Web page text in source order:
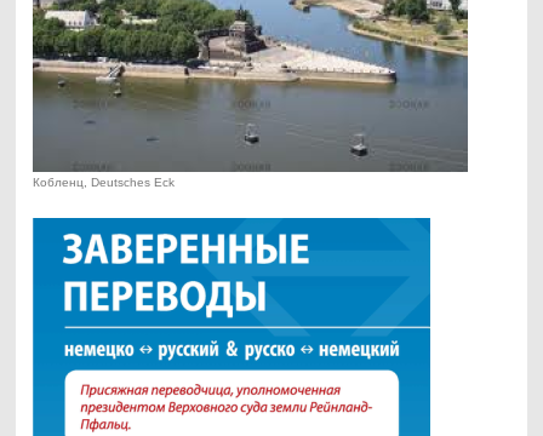
Кобленц, Deutsches Eck